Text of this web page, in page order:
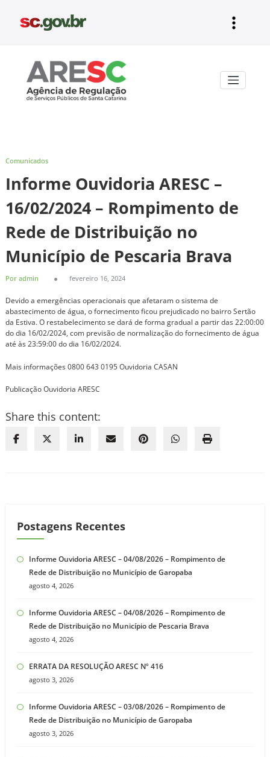
Comunicados
Informe Ouvidoria ARESC –
16/02/2024 – Rompimento de
Rede de Distribuição no
Município de Pescaria Brava
Por admin fevereiro 16, 2024
Devido a emergências operacionais que afetaram o sistema de
abastecimento de água, o fornecimento ficou prejudicado no bairro Sertão
da Estiva. O restabelecimento se dará de forma gradual a partir das 22:00:00
do dia 16/02/2024, com previsão de normalização do fornecimento de água
até às 23:59:00 do dia 16/02/2024.
Mais informações 0800 643 0195 Ouvidoria CASAN
Publicação Ouvidoria ARESC
Share this content:
Postagens Recentes
Informe Ouvidoria ARESC – 04/08/2026 – Rompimento de
Rede de Distribuição no Município de Garopaba
agosto 4, 2026
Informe Ouvidoria ARESC – 04/08/2026 – Rompimento de
Rede de Distribuição no Município de Pescaria Brava
agosto 4, 2026
ERRATA DA RESOLUÇÃO ARESC Nº 416
agosto 3, 2026
Informe Ouvidoria ARESC – 03/08/2026 – Rompimento de
Rede de Distribuição no Município de Garopaba
agosto 3, 2026